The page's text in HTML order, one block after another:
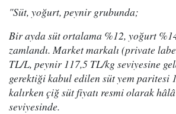
"Süt, yoğurt, peynir grubunda;
Bir ayda süt ortalama %12, yoğurt
zamlandı. Market markalı (private
TL/L, peynir 117,5 TL/kg seviyesine
gerektiği kabul edilen süt yem paritesi
kalırken çiğ süt fiyatı resmi olarak
seviyesinde.